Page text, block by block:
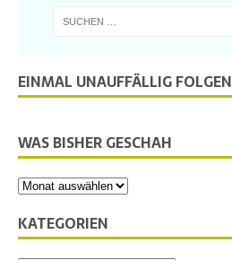
EINMAL UNAUFFÄLLIG
WAS BISHER GESCHAH
KATEGORIEN